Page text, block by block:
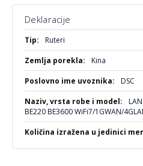
Deklaracije
Više
informacija
Ruteri
Kina
DSC
BE220 BE3600 WiFi7/1GWAN/